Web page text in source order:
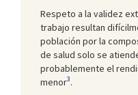
Respeto a la validez
trabajo resultan
población por la
de salud solo se
probablemente el
menor3.